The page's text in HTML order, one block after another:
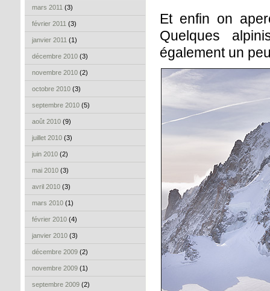
mars 2011 (3)
février 2011 (3)
janvier 2011 (1)
décembre 2010 (3)
novembre 2010 (2)
octobre 2010 (3)
septembre 2010 (5)
août 2010 (9)
juillet 2010 (3)
juin 2010 (2)
mai 2010 (3)
avril 2010 (3)
mars 2010 (1)
février 2010 (4)
janvier 2010 (3)
décembre 2009 (2)
novembre 2009 (1)
septembre 2009 (2)
Et enfin on
Quelques
également un